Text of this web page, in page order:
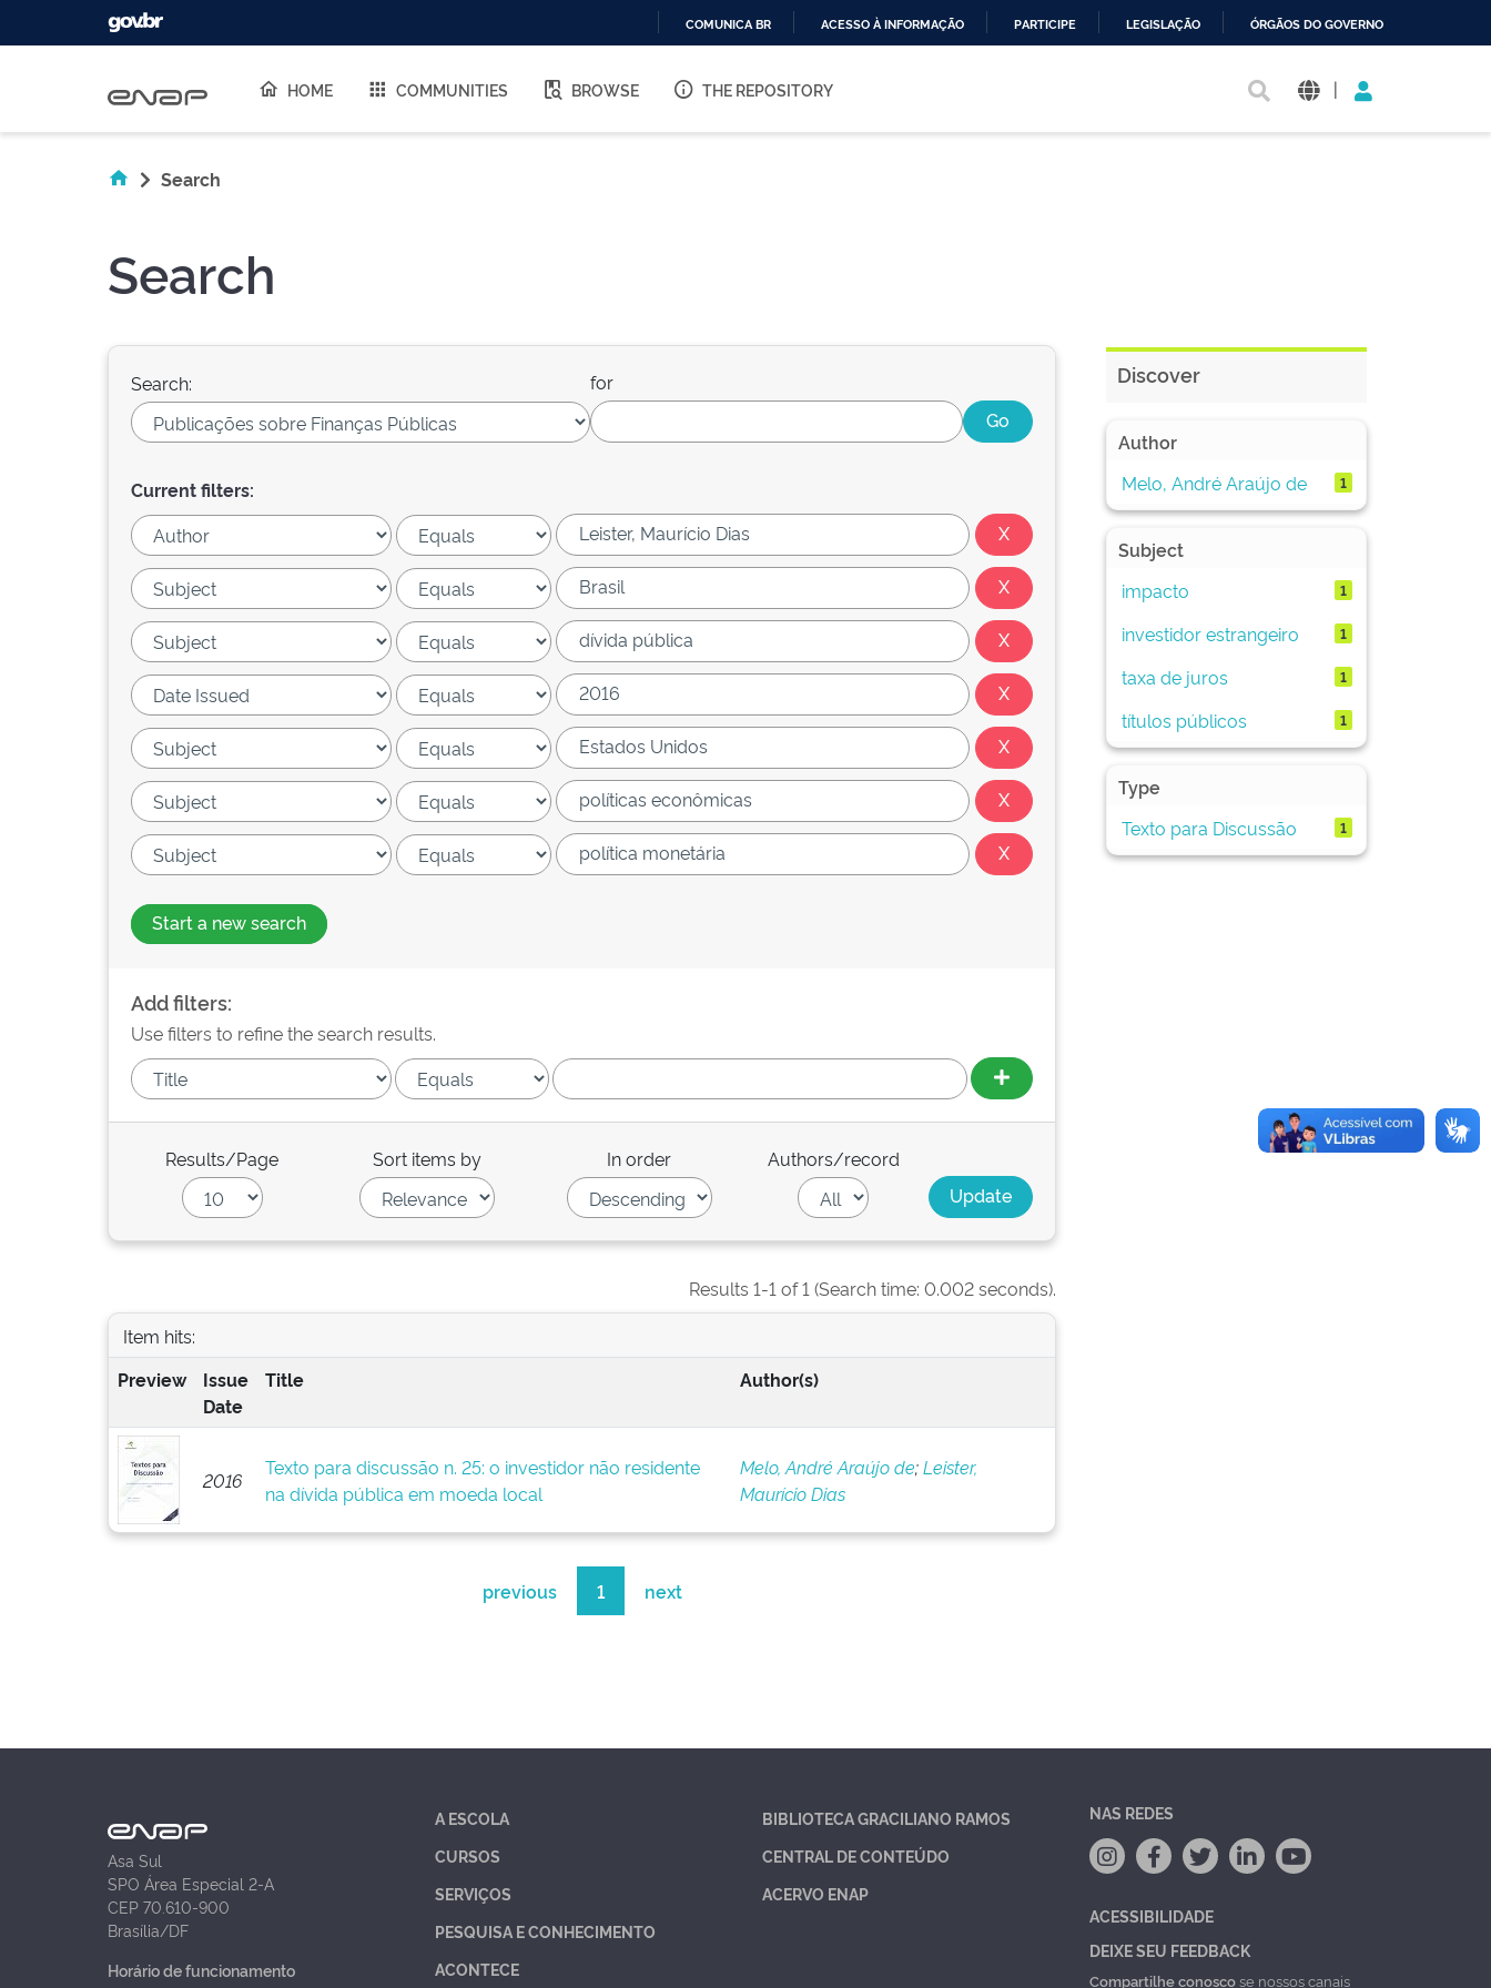
O
COMUNICA BR ACESSO À INFORMAÇÃO PARTICIPE LEGISLAÇÃO ÓRGÃOS DO GOVERNO
HOME COMMUNITIES BROWSE THE REPOSITORY |
Search
Search
Search: for
Current filters:
Start a new search
Add filters:
Use filters to refine the search results.
Results/Page Sort items by In order Authors/record
Results 1-1 of 1 (Search time: 0.002 seconds).
Item hits:
Preview
Issue
Date
Title Author(s)
2016
Texto para discussão n. 25: o investidor não residente
na dívida pública em moeda local
Melo, André Araújo de;Leister,
Maurício Dias
previous 1 next
Discover
Author
Melo, André Araújo de
1
Subject
impacto
1
investidor estrangeiro 1
taxa de juros 1
títulos públicos 1
Type
Texto para Discussão
1
Asa Sul
SPO Área Especial 2-A
CEP 70.610-900
Brasília/DF
Horário de funcionamento
A ESCOLA
CURSOS
SERVIÇOS
PESQUISA E CONHECIMENTO
ACONTECE
BIBLIOTECA GRACILIANO RAMOS
CENTRAL DE CONTEÚDO
ACERVO ENAP
NAS REDES
ACESSIBILIDADE
DEIXE SEU FEEDBACK
Compartilhe conoscose nossos canais